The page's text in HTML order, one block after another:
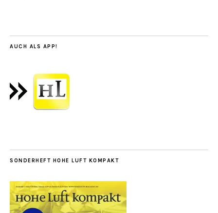
AUCH ALS APP!
SONDERHEFT HOHE LUFT KOMPAKT